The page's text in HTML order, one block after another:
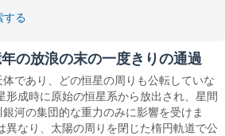
する
の放浪の末の一度きりの通過
であり、どの恒星の周りも公転していな
形成時に原始の恒星系から放出され、星間
河の集団的な重力のみに影響を受けま
異なり、太陽の周りを閉じた楕円軌道で公